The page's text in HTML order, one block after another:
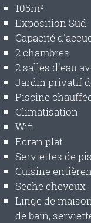
105m²
Exposition Sud
Capacité
2 chambres
2 salles d'eau
Jardin privatif
Piscine
Climatisation
Wifi
Ecran plat
Serviettes de
Cuisine
Seche cheveux
Linge de
de bain,